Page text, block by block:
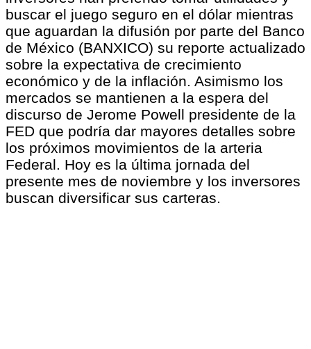
buscar el juego seguro en el dólar mientras
que aguardan la difusión por parte del Banco
de México (BANXICO) su reporte actualizado
sobre la expectativa de crecimiento
económico y de la inflación. Asimismo los
mercados se mantienen a la espera del
discurso de Jerome Powell presidente de la
FED que podría dar mayores detalles sobre
los próximos movimientos de la arteria
Federal. Hoy es la última jornada del
presente mes de noviembre y los inversores
buscan diversificar sus carteras.